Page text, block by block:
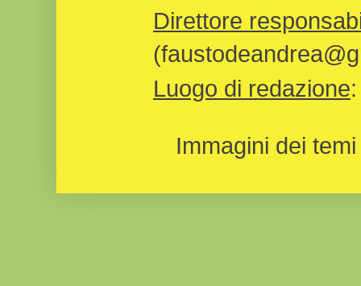
Direttore
Luogo di redazione
Immagini dei